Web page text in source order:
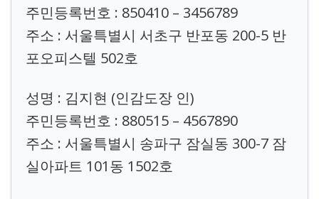
주민등록번호 : 850410 – 3456789
주소 : 서울특별시 서초구 반포동 200-5 반
포오피스텔 502호
성명 : 김지현 (인감도장 인)
주민등록번호 : 880515 – 4567890
주소 : 서울특별시 송파구 잠실동 300-7 잠
실아파트 101동 1502호